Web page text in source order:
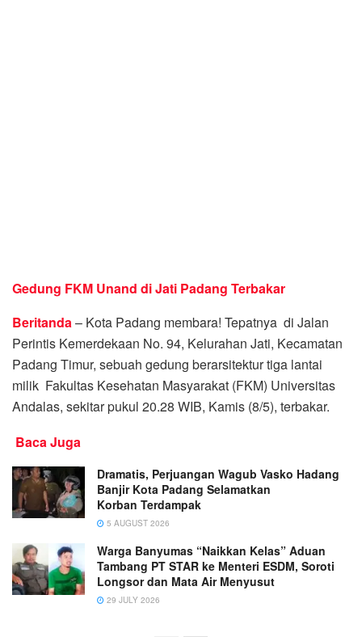
Gedung FKM Unand di Jati Padang Terbakar
Beritanda – Kota Padang membara! Tepatnya di Jalan
Perintis Kemerdekaan No. 94, Kelurahan Jati, Kecamatan
Padang Timur, sebuah gedung berarsitektur tiga lantai
milik Fakultas Kesehatan Masyarakat (FKM) Universitas
Andalas, sekitar pukul 20.28 WIB, Kamis (8/5), terbakar.
Baca Juga
Dramatis, Perjuangan Wagub Vasko Hadang
Banjir Kota Padang Selamatkan
Korban Terdampak
5 AUGUST 2026
Warga Banyumas “Naikkan Kelas” Aduan
Tambang PT STAR ke Menteri ESDM, Soroti
Longsor dan Mata Air Menyusut
29 JULY 2026